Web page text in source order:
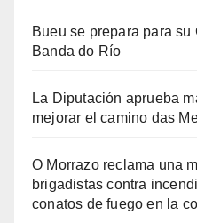
Bueu se prepara para
Banda do Río
La Diputación aprueba
mejorar el camino das
O Morrazo reclama una
brigadistas contra
conatos de fuego en la